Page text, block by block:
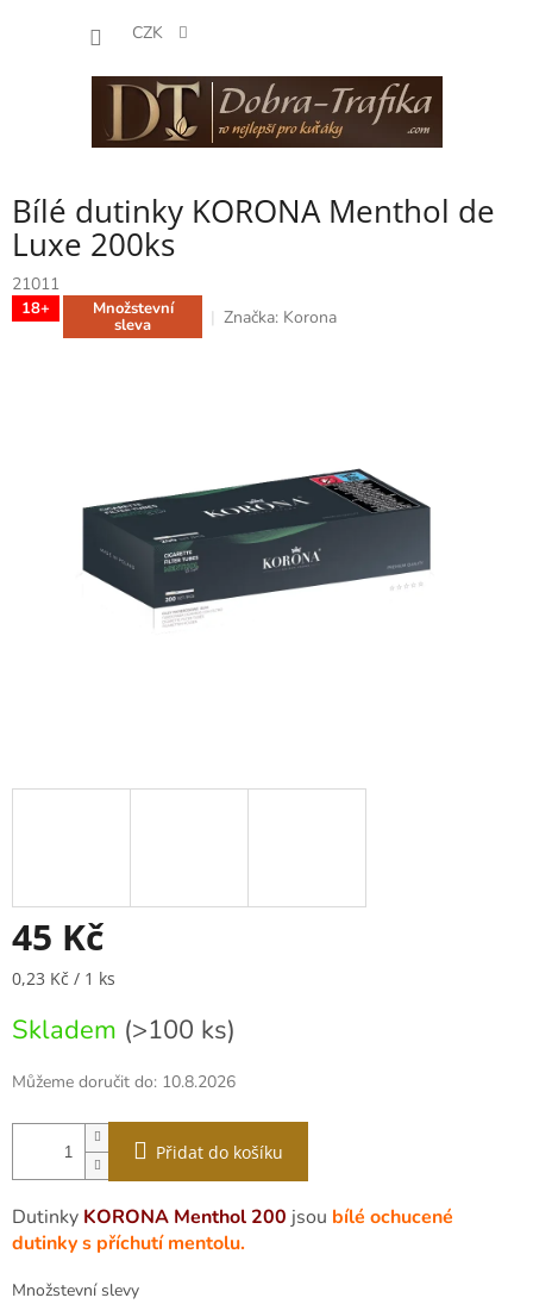
CZK
Bílé dutinky KORONA Menthol de
Luxe 200ks
21011
18+ Množstevní
sleva Značka: Korona
45 Kč
Měrná
0,23 Kč / 1 ks
Skladem (>100 ks)
Můžeme doručit do: 10.8.2026
Přidat do košíku
Dutinky KORONA Menthol 200 jsou bílé ochucené
dutinky s příchutí mentolu.
Množstevní slevy